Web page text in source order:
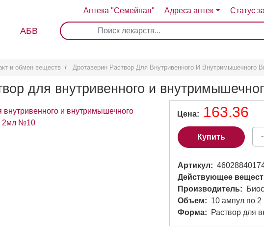
Аптека "Семейная" Адреса аптек Статус
АБВ
2 4
и обмен веществ Дротаверин Раствор Для Внутривенного И
для внутривенного и
Цена
163.36
Купить -
Артикул
Действующее
Производитель
Объем
10 ампул по 2
Форма
Раствор для